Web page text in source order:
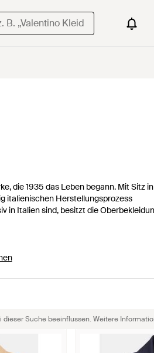
die 1935 das Leben begann. Mit Sitz in
italienischen Herstellungsprozess
in Italien sind, besitzt die
kurz in Ready-to-Wear verlegt wurde,
Suche beeinflussen. Weitere